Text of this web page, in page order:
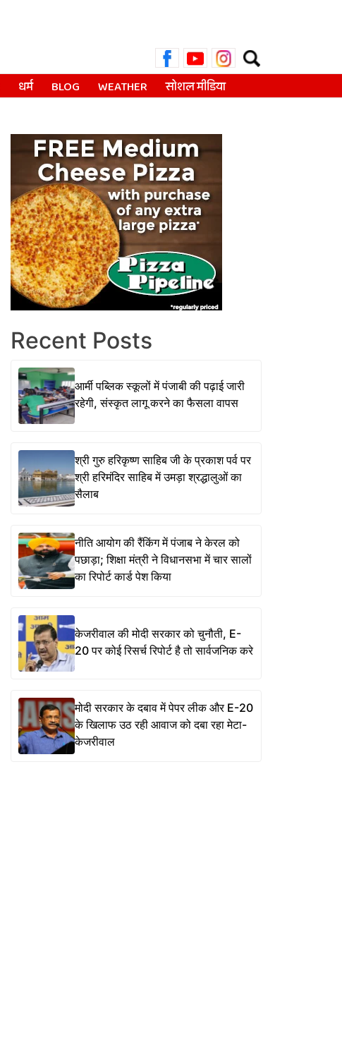
Search
for:
धर्म BLOG WEATHER सोशल मीडिया
Recent Posts
आर्मी पब्लिक स्कूलों में पंजाबी की पढ़ाई जारी
रहेगी, संस्कृत लागू करने का फैसला वापस
श्री गुरु हरिकृष्ण साहिब जी के प्रकाश पर्व पर
श्री हरिमंदिर साहिब में उमड़ा श्रद्धालुओं का
सैलाब
नीति आयोग की रैंकिंग में पंजाब ने केरल को
पछाड़ा; शिक्षा मंत्री ने विधानसभा में चार सालों
का रिपोर्ट कार्ड पेश किया
केजरीवाल की मोदी सरकार को चुनौती, E-
20 पर कोई रिसर्च रिपोर्ट है तो सार्वजनिक करे
मोदी सरकार के दबाव में पेपर लीक और E-20
के खिलाफ उठ रही आवाज को दबा रहा मेटा-
केजरीवाल